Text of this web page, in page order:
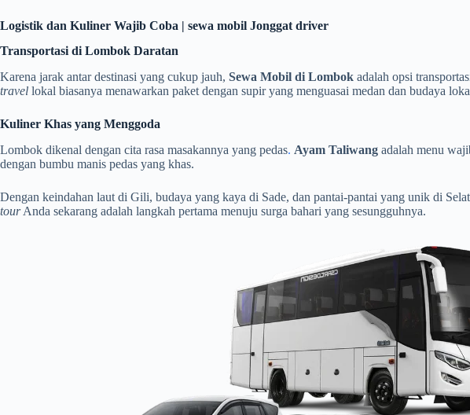
Logistik dan Kuliner Wajib Coba | sewa mobil Jonggat driver
Transportasi di Lombok Daratan
Karena jarak antar destinasi yang cukup jauh, Sewa Mobil di Lombok adalah opsi
travel lokal biasanya menawarkan paket dengan supir yang menguasai medan dan budaya
Kuliner Khas yang Menggoda
Lombok dikenal dengan cita rasa masakannya yang pedas. Ayam Taliwang adalah menu
dengan bumbu manis pedas yang khas.
Dengan keindahan laut di Gili, budaya yang kaya di Sade, dan pantai-pantai yang unik di
tourAnda sekarang adalah langkah pertama menuju surga bahari yang sesungguhnya.